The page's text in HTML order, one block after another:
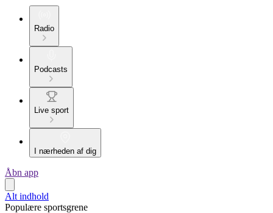
Radio
Podcasts
Live sport
I nærheden af dig
Åbn app
Alt indhold
Populære sportsgrene